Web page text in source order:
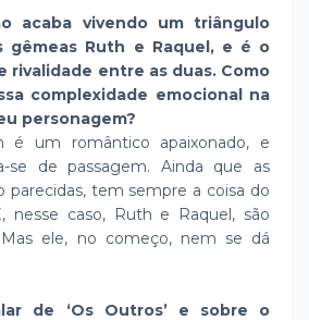
acaba vivendo um triângulo
gêmeas Ruth e Raquel, e é o
rivalidade entre as duas. Como
complexidade emocional na
personagem?
é um romântico apaixonado, e
se de passagem. Ainda que as
parecidas, tem sempre a coisa do
nesse caso, Ruth e Raquel, são
ele, no começo, nem se dá
de ‘Os Outros’ e sobre o